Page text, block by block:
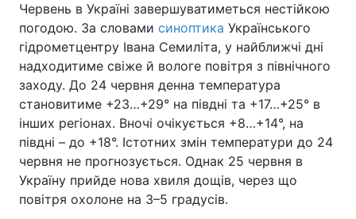
Тема оформлення
Червень в Україні завершуватиметься нестійкою
погодою. За словами синоптика Українського
гідрометцентру Івана Семиліта, у найближчі дні
надходитиме свіже й вологе повітря з північного
заходу. До 24 червня денна температура
становитиме +23…+29° на півдні та +17…+25° в
інших регіонах. Вночі очікується +8…+14°, на
півдні – до +18°. Істотних змін температури до 24
червня не прогнозується. Однак 25 червня в
Україну прийде нова хвиля дощів, через що
повітря охолоне на 3–5 градусів.